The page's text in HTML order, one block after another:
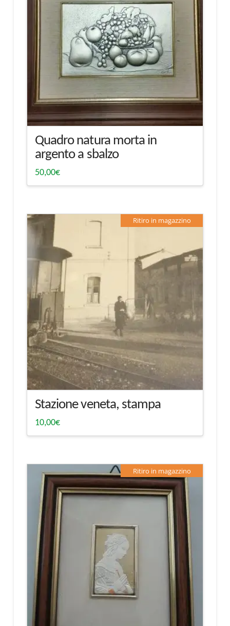
Quadro natura morta in
argento a sbalzo
50,00€
Ritiro in magazzino
Stazione veneta, stampa
10,00€
Ritiro in magazzino